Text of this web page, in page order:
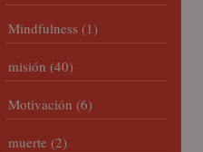
Mindfulness (1)
misión (40)
Motivación (6)
muerte (2)